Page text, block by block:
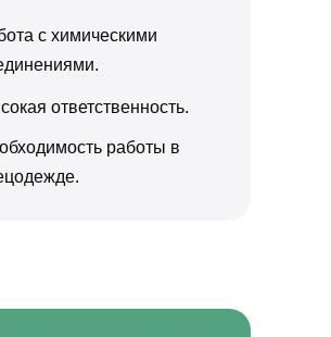
с химическими
ответственность.
работы в